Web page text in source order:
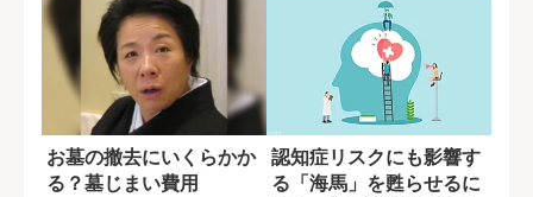
お墓の撤去にいくらかか
る？墓じまい費用
認知症リスクにも影響す
る「海馬」を甦らせるに